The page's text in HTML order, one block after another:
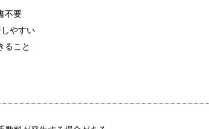
不要
やすい
ること